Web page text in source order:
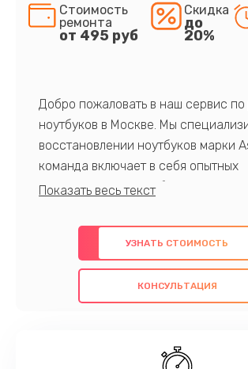
Стоимость
ремонта
от 495 руб
Скидка
до
20%
Добро пожаловать в наш сервис по
ноутбуков в Москве. Мы
восстановлении ноутбуков марки
команда включает в себя опытных
профессионалов с обширными
предлагаем быстрый и
использованием оригинальных
также гарантируем качество всех
проведенных работ. Наша цель -
наилучшим образом. Не медлите
УЗНАТЬ СТОИМОСТЬ
КОНСУЛЬТАЦИЯ